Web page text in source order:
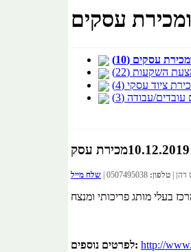
עסקים
עסקים (10)
השקעות (22)
ציוד עסקי (4)
עבודה (3)
מכירת עסק
דהן | טלפון: 0507495038 | שלח מייל
לפרטים נוספים: http://